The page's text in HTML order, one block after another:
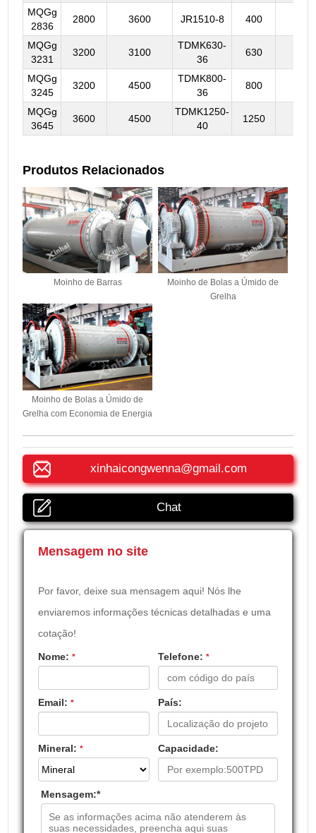
MQGg
2836
2800 3600 JR1510-8 400
MQGg
3231
3200 3100
TDMK630-
36
630
MQGg
3245
3200 4500
TDMK800-
36
800
MQGg
3645
3600 4500
TDMK1250-
40
1250
Produtos Relacionados
Moinho de Barras
Moinho de Bolas a Úmido de
Grelha
Moinho de Bolas a Úmido de
Grelha com Economia de Energia
xinhaicongwenna@gmail.com
Chat
Mensagem no site
Por favor, deixe sua mensagem aqui! Nós lhe
enviaremos informações técnicas detalhadas e uma
cotação!
Nome:* Telefone: *
Email:* País:
Mineral:* Capacidade:
Mensagem:*